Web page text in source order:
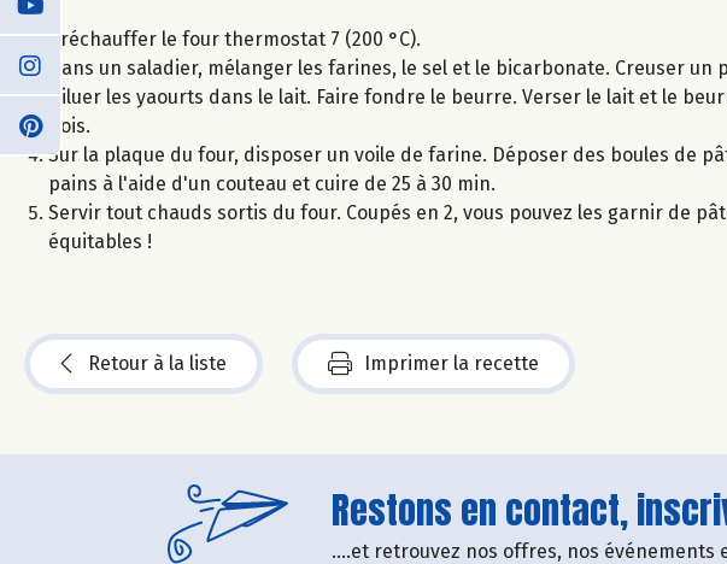
Préchauffer le four thermostat 7 (200 °C).
Dans un saladier, mélanger les farines, le sel et le bicarbonate. Creuser un
Diluer les yaourts dans le lait. Faire fondre le beurre. Verser le lait et le
bois.
Sur la plaque du four, disposer un voile de farine. Déposer des boules de
pains à l'aide d'un couteau et cuire de 25 à 30 min.
Servir tout chauds sortis du four. Coupés en 2, vous pouvez les garnir de
équitables !
Retour à la liste Imprimer la recette
Restons en contact,
....et retrouvez nos offres, nos événements